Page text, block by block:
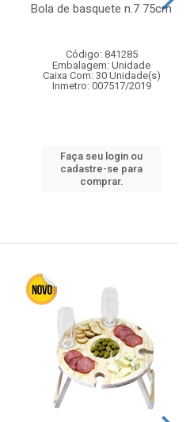
Bola de basquete n.7 75cm
Código: 841285
Embalagem: Unidade
Caixa Com: 30 Unidade(s)
Inmetro: 007517/2019
Faça seu login ou
cadastre-se para
comprar.